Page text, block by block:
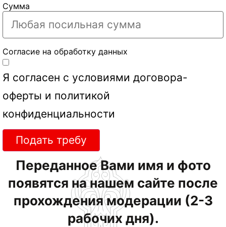
Сумма
Согласие на обработку данных
Я согласен с условиями договора-
оферты и политикой
конфиденциальности
Подать требу
Переданное Вами имя и фото
появятся на нашем сайте после
прохождения модерации (2-3
рабочих дня).